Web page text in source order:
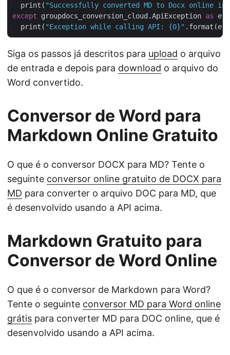
  print(
"Successfully converted MD to Docx online
except groupdocs_conversion_cloud.ApiException as e:
  print(
"Exception while calling API: {0}"
Siga os passos já descritos para upload o arquivo
de entrada e depois para download o arquivo do
Word convertido.
Conversor de Word para
Markdown Online Gratuito
O que é o conversor DOCX para MD? Tente o
seguinte conversor online gratuito de DOCX para
MD para converter o arquivo DOC para MD, que
é desenvolvido usando a API acima.
Markdown Gratuito para
Conversor de Word Online
O que é o conversor de Markdown para Word?
Tente o seguinte conversor MD para Word online
grátis para converter MD para DOC online, que é
desenvolvido usando a API acima.